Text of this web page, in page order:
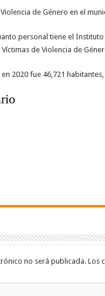
de Género en el
personal tiene el
de Violencia de
2020 fue 46,721
no será publicada.Los